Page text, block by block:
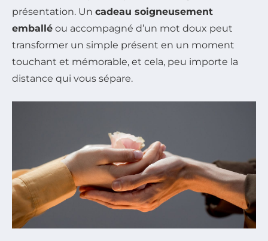
présentation. Un cadeau soigneusement
emballé ou accompagné d’un mot doux peut
transformer un simple présent en un moment
touchant et mémorable, et cela, peu importe la
distance qui vous sépare.